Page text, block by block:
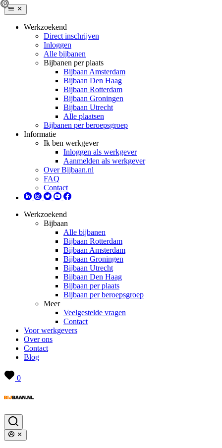
Werkzoekend
Direct inschrijven
Inloggen
Alle bijbanen
Bijbanen per plaats
Bijbaan Amsterdam
Bijbaan Den Haag
Bijbaan Rotterdam
Bijbaan Groningen
Bijbaan Utrecht
Alle plaatsen
Bijbanen per beroepsgroep
Informatie
Ik ben werkgever
Inloggen als werkgever
Aanmelden als werkgever
Over Bijbaan.nl
FAQ
Contact
Werkzoekend
Bijbaan
Alle bijbanen
Bijbaan Rotterdam
Bijbaan Amsterdam
Bijbaan Groningen
Bijbaan Utrecht
Bijbaan Den Haag
Bijbaan per plaats
Bijbaan per beroepsgroep
Meer
Veelgestelde vragen
Contact
Voor werkgevers
Over ons
Contact
Blog
0